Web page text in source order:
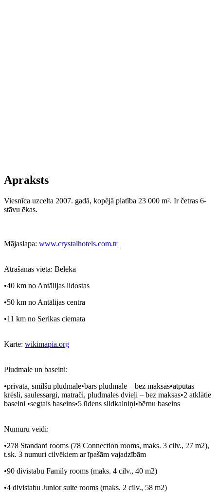
Apraksts
Viesnīca uzcelta 2007. gadā, kopējā platība 23 000 m². Ir četras 6-
stāvu ēkas.
Mājaslapa: www.crystalhotels.com.tr
Atrašanās vieta: Beleka
•40 km no Antālijas lidostas
•50 km no Antālijas centra
•11 km no Serikas ciemata
Karte: wikimapia.org
Pludmale un baseini:
•privātā, smilšu pludmale•bārs pludmalē – bez maksas•atpūtas
krēsli, saulessargi, matrači, pludmales dvieļi – bez maksas•2 atklātie
baseini •segtais baseins•5 ūdens slidkalniņi•bērnu baseins
Numuru veidi:
•278 Standard rooms (78 Connection rooms, maks. 3 cilv., 27 m2),
t.sk. 3 numuri cilvēkiem ar īpašām vajadzībām
•90 divistabu Family rooms (maks. 4 cilv., 40 m2)
•4 divistabu Junior suite rooms (maks. 2 cilv., 58 m2)